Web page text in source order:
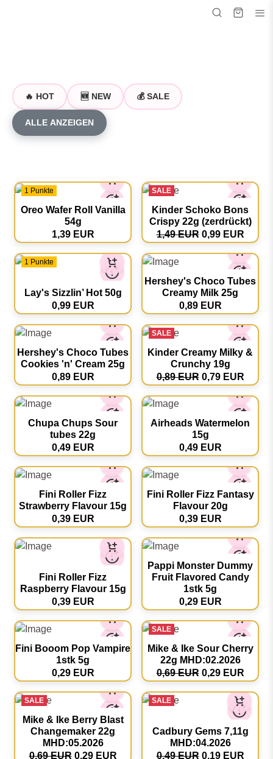
🔥 HOT 🆕 NEW 💰 SALE
ALLE ANZEIGEN
Oreo Wafer Roll Vanilla
54g
1,39 EUR
Kinder Schoko Bons
Crispy 22g (zerdrückt)
1,49 EUR 0,99 EUR
Lay's Sizzlin’ Hot 50g
0,99 EUR
Hershey's Choco Tubes
Creamy Milk 25g
0,89 EUR
Hershey's Choco Tubes
Cookies 'n' Cream 25g
0,89 EUR
Kinder Creamy Milky &
Crunchy 19g
0,89 EUR 0,79 EUR
Chupa Chups Sour
tubes 22g
0,49 EUR
Airheads Watermelon
15g
0,49 EUR
Fini Roller Fizz
Strawberry Flavour 15g
0,39 EUR
Fini Roller Fizz Fantasy
Flavour 20g
0,39 EUR
Fini Roller Fizz
Raspberry Flavour 15g
0,39 EUR
Pappi Monster Dummy
Fruit Flavored Candy
1stk 5g
0,29 EUR
Fini Booom Pop Vampire
1stk 5g
0,29 EUR
Mike & Ike Sour Cherry
22g MHD:02.2026
0,69 EUR 0,29 EUR
Mike & Ike Berry Blast
Changemaker 22g
MHD:05.2026
Cadbury Gems 7,11g
MHD:04.2026